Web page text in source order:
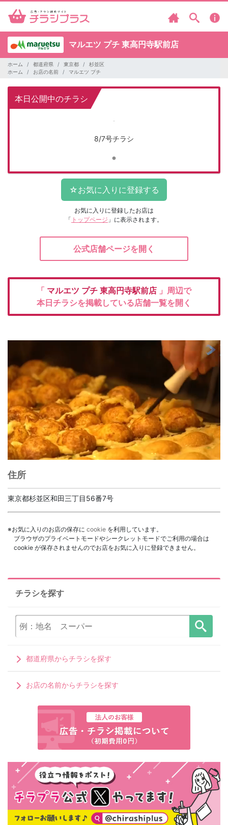
マルエツ プチ 東高円寺駅前店
ホーム 都道府県 東京都
杉並区
ホーム
お店の名前 マルエツ プチ
本日公開中のチラシ
8/7号チラシ
お気に入りに登録したお店は
「 トップページ 」に表示されます。
公式店舗ページを開く
「 マルエツ プチ 東高円寺駅前店 」周辺で
本日チラシを掲載している店舗一覧を開く
住所
東京都杉並区和田三丁目56番7号
※お気に入りのお店の保存に cookie を利用しています。
ブラウザのプライベートモードやシークレットモードでご利用の場合は
cookie が保存されませんのでお店をお気に入りに登録できません。
チラシを探す
都道府県からチラシを探す
お店の名前からチラシを探す